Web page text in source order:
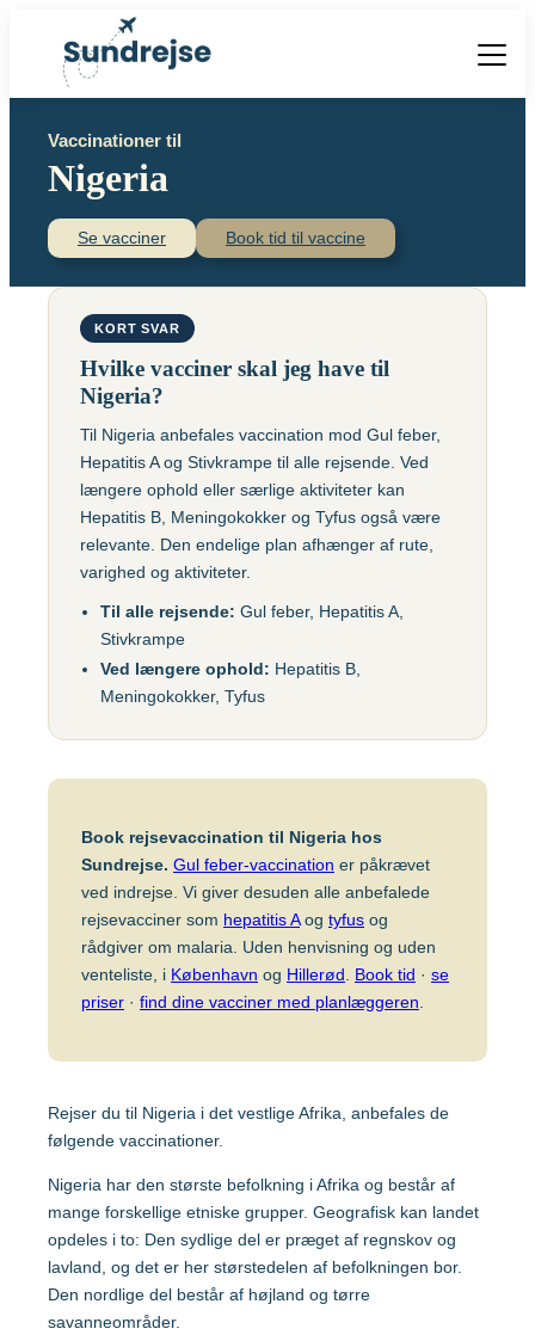
Vacciner
Vacciner
Centraleuropæisk
Hjernebetændelse
(TBE)
Chikungunyavaccine
(Ixchiq)
Denguefeber
Gul feber
Hepatitis A
HPV
Hundegalskab –
Rabies
Influenza
Japansk
Malaria
Meningokokker
(ACWY)
MFR (MMR)
(Imvanex)
Pneumokokker
Syncytialvirus (RSV)
Skoldkopper (Chicken
Pox)
Stivkrampe (Difteri-
Stivkrampe)
Tuberkulose (BCG)
Tyfus
Vaccination af gravide
Vaccination af børn
Destinationer
Find over 240 destinationer!
Populære destinationer
Brasilien
Cambodja
Etiopien
Indien
Japan
Kenya
Mozambique
Myanmar
Nepal
Priser
Vaccinationer til
Nigeria
Se vacciner Book tid til vaccine
KORT SVAR
Hvilke vacciner skal jeg have til
Nigeria?
Til Nigeria anbefales vaccination mod Gul feber,
Hepatitis A og Stivkrampe til alle rejsende. Ved
længere ophold eller særlige aktiviteter kan
Hepatitis B, Meningokokker og Tyfus også være
relevante. Den endelige plan afhænger af rute,
varighed og aktiviteter.
Til alle rejsende: Gul feber, Hepatitis A,
Stivkrampe
Ved længere ophold: Hepatitis B,
Meningokokker, Tyfus
Book rejsevaccination til Nigeria hos
Sundrejse. Gul feber-vaccination er påkrævet
ved indrejse. Vi giver desuden alle anbefalede
rejsevacciner som hepatitis Aog tyfus og
rådgiver om malaria. Uden henvisning og uden
venteliste, i København og Hillerød Book tid · se
priser · find dine vacciner med planlæggeren
Rejser du til Nigeria i det vestlige Afrika, anbefales de
følgende vaccinationer.
Nigeria har den største befolkning i Afrika og består af
mange forskellige etniske grupper. Geografisk kan landet
opdeles i to: Den sydlige del er præget af regnskov og
lavland, og det er her størstedelen af befolkningen bor.
Den nordlige del består af højland og tørre
savanneområder.